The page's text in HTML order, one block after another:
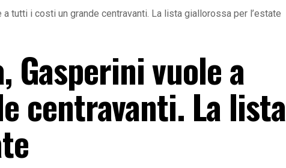
tutti i costi un grande centravanti. La lista giallorossa per l’estate
Gasperini vuole a
centravanti. La lista